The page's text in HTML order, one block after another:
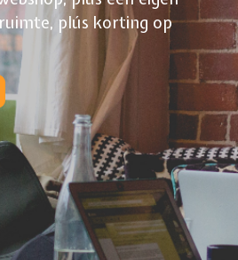
plús korting op